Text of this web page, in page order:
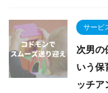
サービ
次男の
いう保
ッチア